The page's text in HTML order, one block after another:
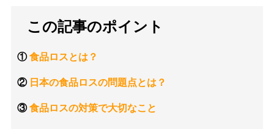
この記事のポイント
①食品ロスとは？
② 日本の食品ロスの問題点とは？
③食品ロスの対策で大切なこと